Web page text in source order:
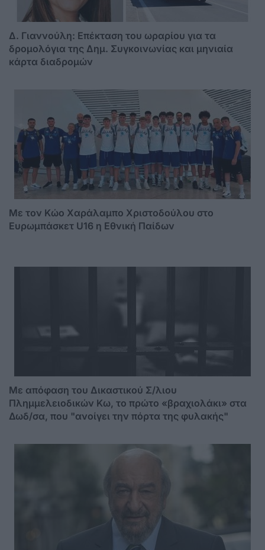
Δ. Γιαννούλη: Επέκταση του ωραρίου για τα
δρομολόγια της Δημ. Συγκοινωνίας και μηνιαία
κάρτα διαδρομών
Με τον Κώο Χαράλαμπο Χριστοδούλου στο
Ευρωμπάσκετ U16 η Εθνική Παίδων
Mε απόφαση του Δικαστικού Σ/λιου
Πλημμελειοδικών Κω, το πρώτο «βραχιολάκι» στα
Δωδ/σα, που "ανοίγει την πόρτα της φυλακής"